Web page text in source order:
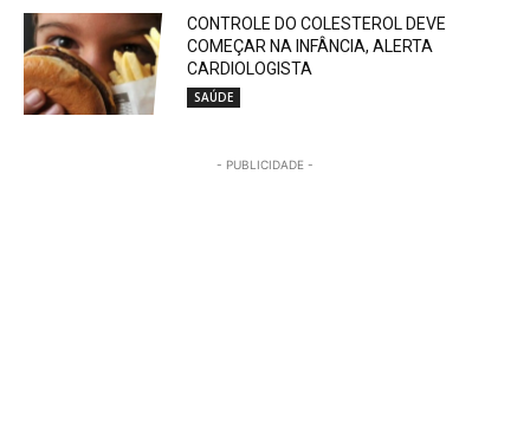
CONTROLE DO COLESTEROL DEVE
COMEÇAR NA INFÂNCIA, ALERTA
CARDIOLOGISTA
SAÚDE
- PUBLICIDADE -